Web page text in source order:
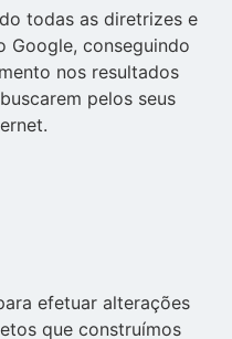
todas as diretrizes e
Google, conseguindo
nos resultados
pelos seus
efetuar alterações
que construímos